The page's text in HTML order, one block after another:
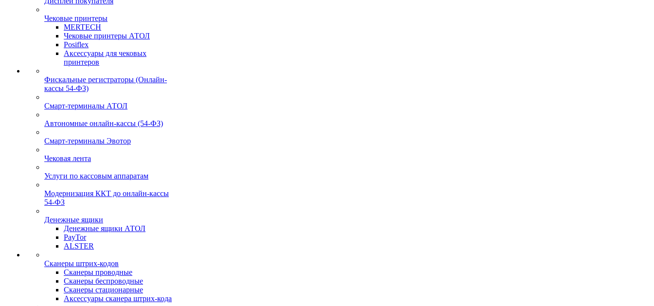
Чековые принтеры
MERTECH
Чековые принтеры АТОЛ
Posiflex
Аксессуары для чековых
принтеров
Фискальные регистраторы (Онлайн-
кассы 54-ФЗ)
Смарт-терминалы АТОЛ
Автономные онлайн-кассы (54-ФЗ)
Смарт-терминалы Эвотор
Чековая лента
Услуги по кассовым аппаратам
Модернизация ККТ до онлайн-кассы
54-ФЗ
Денежные ящики
Денежные ящики АТОЛ
PayTor
ALSTER
Сканеры штрих-кодов
Сканеры проводные
Сканеры беспроводные
Сканеры стационарные
Аксессуары сканера штрих-кода